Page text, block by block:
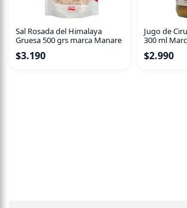
Sal Rosada del Himalaya
Gruesa 500 grs marca Manare
$3.190
Jugo de
300 ml
$2.990